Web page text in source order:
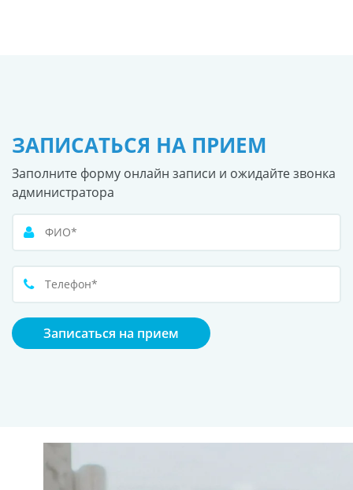
ЗАПИСАТЬСЯ НА ПРИЕМ
Заполните форму онлайн записи и ожидайте звонка
администратора
Записаться на прием